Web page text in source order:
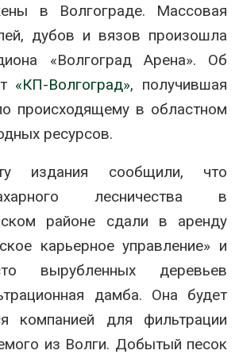
в Волгограде. Массовая
дубов и вязов произошла
«Волгоград Арена». Об
«КП-Волгоград», получившая
происходящему в областном
ресурсов.
издания сообщили, что
лесничества в
районе сдали в аренду
карьерное управление» и
вырубленных деревьев
дамба. Она будет
компанией для фильтрации
из Волги. Добытый песок